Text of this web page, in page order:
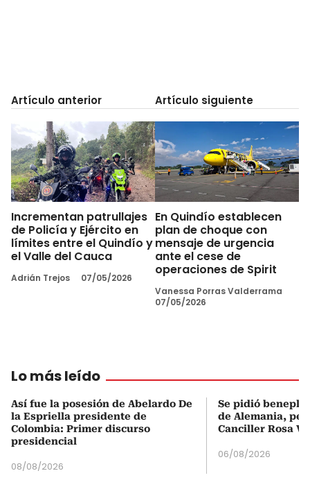
Artículo anterior
Incrementan patrullajes
de Policía y Ejército en
límites entre el Quindío y
el Valle del Cauca
Adrián Trejos 07/05/2026
Artículo siguiente
En Quindío establecen
plan de choque con
mensaje de urgencia
ante el cese de
operaciones de Spirit
Vanessa Porras Valderrama
07/05/2026
Lo más leído
Así fue la posesión de Abelardo De
la Espriella presidente de
Colombia: Primer discurso
presidencial
08/08/2026
Se pidió
de Alemania,
Canciller Rosa
06/08/2026